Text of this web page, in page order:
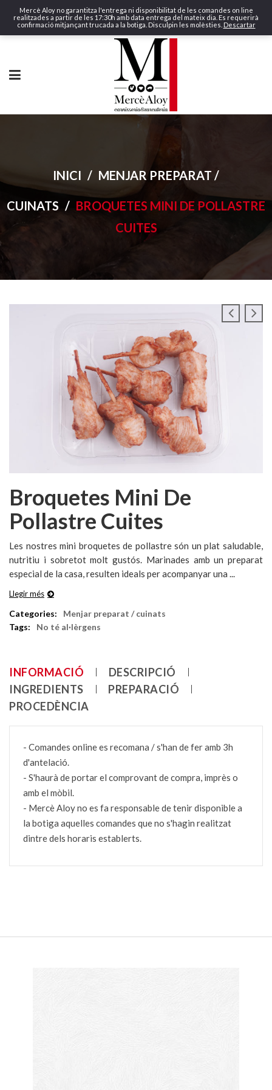
Mercè Aloy no garantitza l'entrega ni disponibilitat de les comandes on line
realitzades a partir de les 17:30h amb data entrega del mateix dia. Es requerirà
confirmació mitjançant trucada a la botiga. Disculpin les molèsties. Descartar
INICI / MENJAR PREPARAT /
CUINATS / BROQUETES MINI DE POLLASTRE
CUITES
Broquetes Mini De
Pollastre Cuites
Les nostres mini broquetes de pollastre són un plat saludable,
nutritiu i sobretot molt gustós. Marinades amb un preparat
especial de la casa, resulten ideals per acompanyar una ...
Llegir més
Categories:
Menjar preparat / cuinats
Tags:
No té al·lèrgens
INFORMACIÓ
DESCRIPCIÓ
INGREDIENTS
PREPARACIÓ
PROCEDÈNCIA
- Comandes online es recomana / s'han de fer amb 3h
d'antelació.
- S'haurà de portar el comprovant de compra, imprès o
amb el mòbil.
- Mercè Aloy no es fa responsable de tenir disponible a
la botiga aquelles comandes que no s'hagin realitzat
dintre dels horaris establerts.